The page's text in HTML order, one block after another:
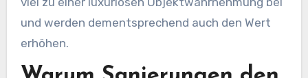
und werden dementsprechend auch den Wert
erhöhen.